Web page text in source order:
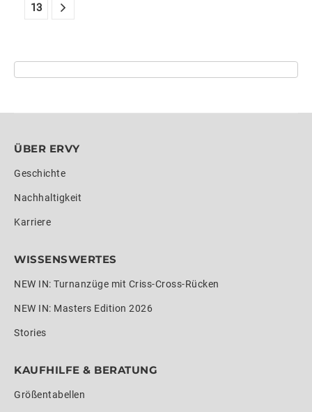
13
ÜBER ERVY
Geschichte
Nachhaltigkeit
Karriere
WISSENSWERTES
NEW IN: Turnanzüge mit Criss-Cross-Rücken
NEW IN: Masters Edition 2026
Stories
KAUFHILFE & BERATUNG
Größentabellen